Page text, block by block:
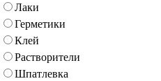
Лаки
Герметики
Клей
Растворители
Шпатлевка